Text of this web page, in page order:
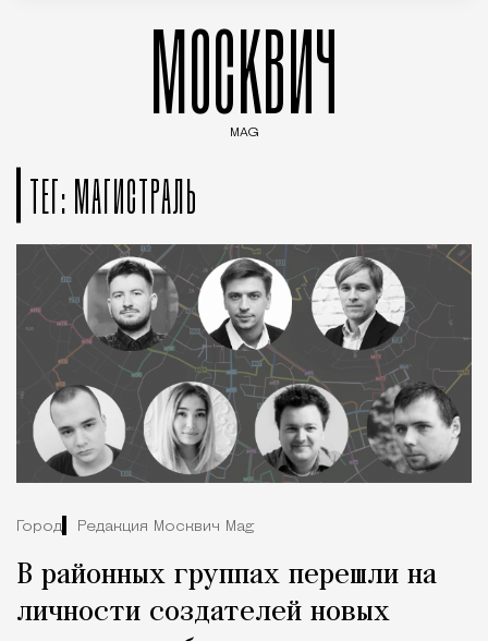
МОСКВИЧ
MAG
ТЕГ: МАГИСТРАЛЬ
Город Редакция Москвич Mag
В районных группах перешли на
личности создателей новых